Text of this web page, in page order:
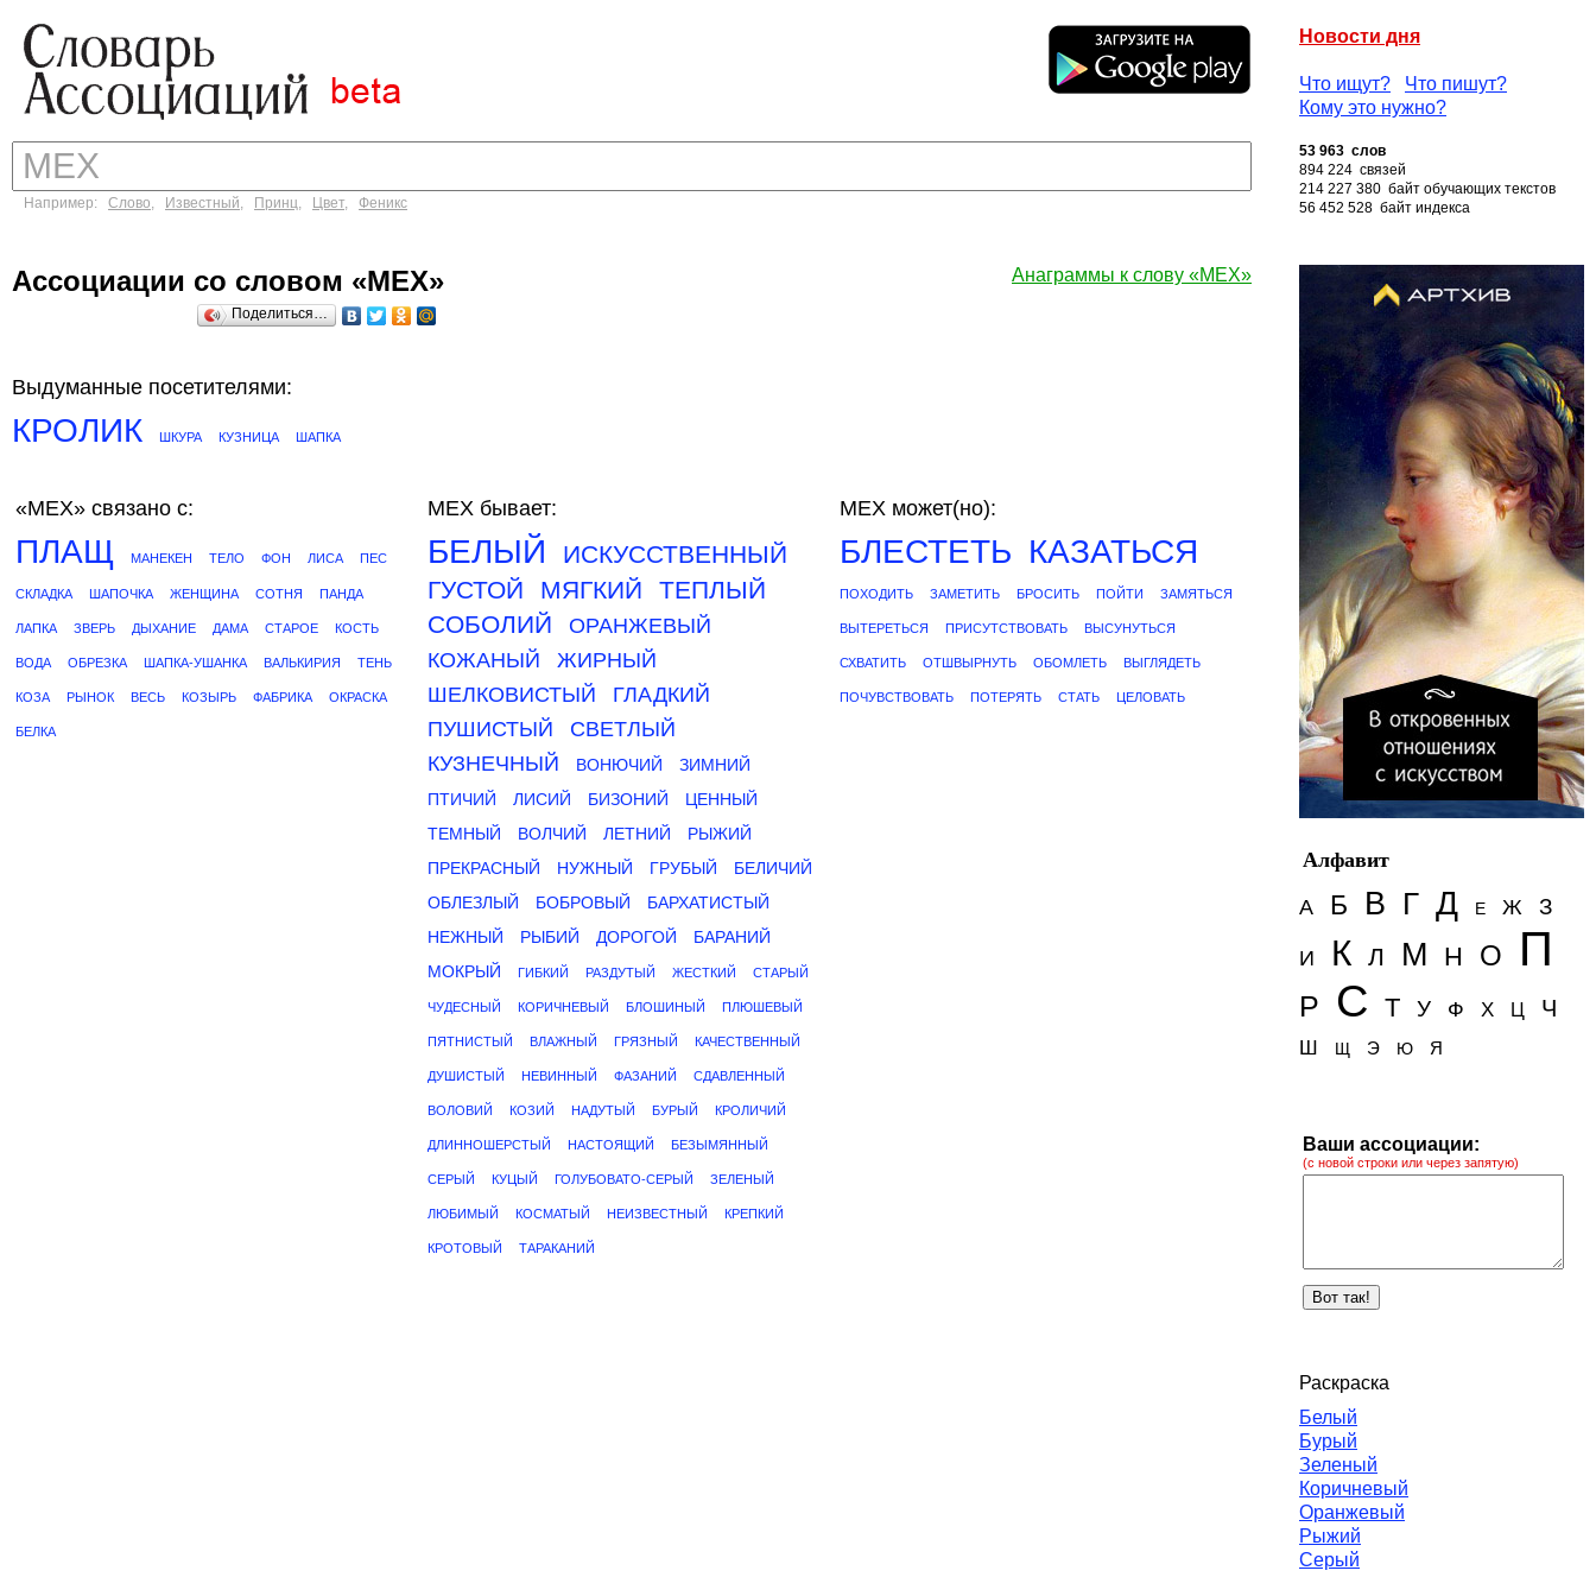
Новости дня
Что ищут?
Что пишут?
Кому это нужно?
Например: Слово, Известный, Принц, Цвет, Феникс
53 963 слов
894 224 связей
214 227 380 байт обучающих текстов
56 452 528 байт индекса
Анаграммы к слову «МЕХ»
Ассоциации со словом «МЕХ»
Поделиться…
Выдуманные посетителями:
КРОЛИК ШКУРА КУЗНИЦА ШАПКА
«МЕХ» связано с:
ПЛАЩ МАНЕКЕН ТЕЛО ФОН ЛИСА ПЕС
СКЛАДКА ШАПОЧКА ЖЕНЩИНА СОТНЯ ПАНДА
ЛАПКА ЗВЕРЬ ДЫХАНИЕ ДАМА СТАРОЕ КОСТЬ
ВОДА ОБРЕЗКА ШАПКА-УШАНКА ВАЛЬКИРИЯ ТЕНЬ
КОЗА РЫНОК ВЕСЬ КОЗЫРЬ ФАБРИКА ОКРАСКА
БЕЛКА
МЕХ бывает:
БЕЛЫЙ
ИСКУССТВЕННЫЙ
ГУСТОЙ
МЯГКИЙ
ТЕПЛЫЙ
СОБОЛИЙ
ОРАНЖЕВЫЙ
КОЖАНЫЙ
ЖИРНЫЙ
ШЕЛКОВИСТЫЙ
ГЛАДКИЙ
ПУШИСТЫЙ
СВЕТЛЫЙ
КУЗНЕЧНЫЙ
ВОНЮЧИЙ
ЗИМНИЙ
ПТИЧИЙ
ЛИСИЙ БИЗОНИЙ
ЦЕННЫЙ
ТЕМНЫЙ
ВОЛЧИЙ ЛЕТНИЙ
РЫЖИЙ
ПРЕКРАСНЫЙ
НУЖНЫЙ ГРУБЫЙ
БЕЛИЧИЙ
ОБЛЕЗЛЫЙ
БОБРОВЫЙ
БАРХАТИСТЫЙ
НЕЖНЫЙ
РЫБИЙ ДОРОГОЙ
БАРАНИЙ
МОКРЫЙ
ГИБКИЙ РАЗДУТЫЙ ЖЕСТКИЙ СТАРЫЙ
ЧУДЕСНЫЙ КОРИЧНЕВЫЙ БЛОШИНЫЙ ПЛЮШЕВЫЙ
ПЯТНИСТЫЙ ВЛАЖНЫЙ ГРЯЗНЫЙ КАЧЕСТВЕННЫЙ
ДУШИСТЫЙ НЕВИННЫЙ ФАЗАНИЙ СДАВЛЕННЫЙ
ВОЛОВИЙ КОЗИЙ НАДУТЫЙ БУРЫЙ КРОЛИЧИЙ
ДЛИННОШЕРСТЫЙ НАСТОЯЩИЙ БЕЗЫМЯННЫЙ
СЕРЫЙ КУЦЫЙ ГОЛУБОВАТО-СЕРЫЙ ЗЕЛЕНЫЙ
ЛЮБИМЫЙ КОСМАТЫЙ НЕИЗВЕСТНЫЙ КРЕПКИЙ
КРОТОВЫЙ ТАРАКАНИЙ
МЕХ может(но):
БЛЕСТЕТЬ КАЗАТЬСЯ
ПОХОДИТЬ ЗАМЕТИТЬ БРОСИТЬ ПОЙТИ ЗАМЯТЬСЯ
ВЫТЕРЕТЬСЯ ПРИСУТСТВОВАТЬ ВЫСУНУТЬСЯ
СХВАТИТЬ ОТШВЫРНУТЬ ОБОМЛЕТЬ ВЫГЛЯДЕТЬ
ПОЧУВСТВОВАТЬ ПОТЕРЯТЬ СТАТЬ ЦЕЛОВАТЬ
Алфавит
А
Б В Г Д Е Ж З
И К Л М Н О П
Р С Т У Ф Х Ц Ч
Ш Щ Э Ю Я
Ваши ассоциации:
(с новой строки или через запятую)
Раскраска
Белый
Бурый
Зеленый
Коричневый
Оранжевый
Рыжий
Серый